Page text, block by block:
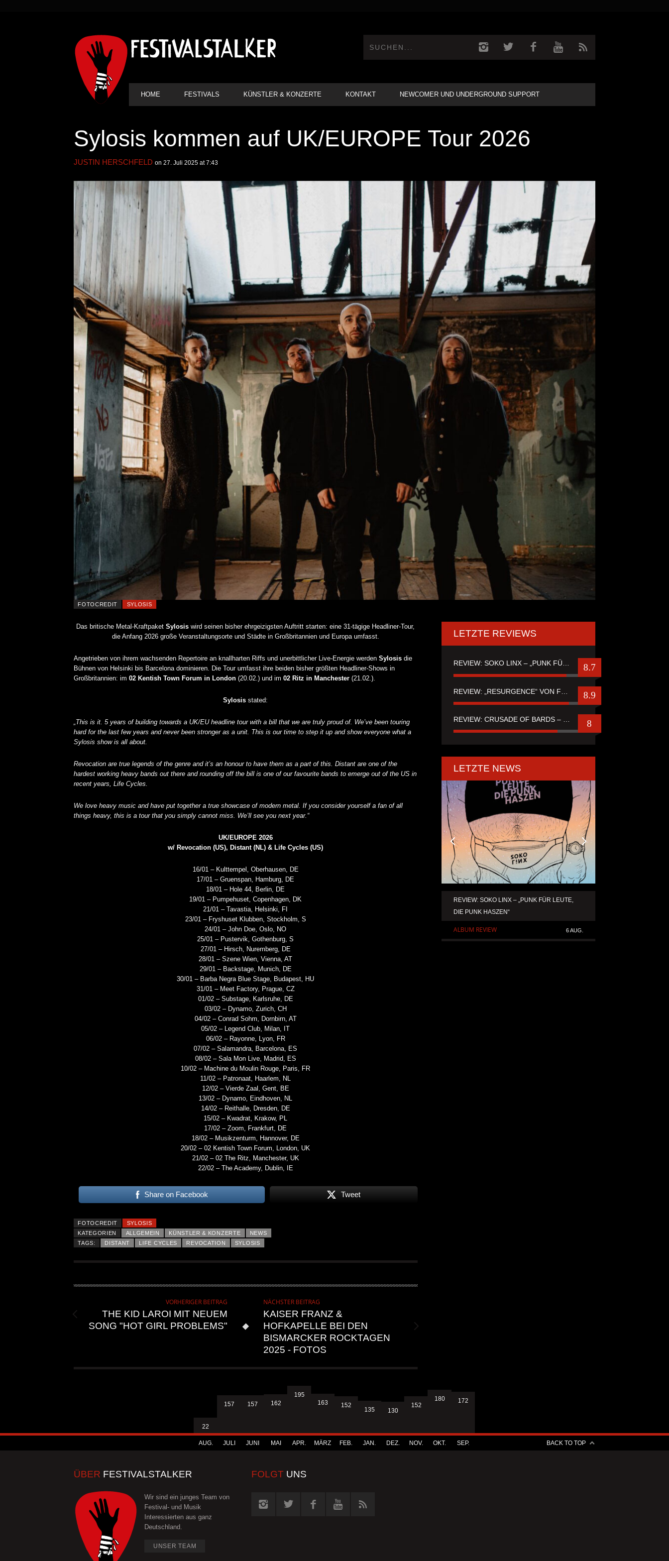
HAUPT-
NAVIGATION
HOME FESTIVALS KÜNSTLER & KONZERTE KONTAKT NEWCOMER UND UNDERGROUND SUPPORT
Sylosis kommen auf UK/EUROPE Tour 2026
JUSTIN HERSCHFELD on 27. Juli 2025 at 7:43
FOTOCREDIT SYLOSIS
Das britische Metal-KraftpaketSylosis wird seinen bisher ehrgeizigsten Auftritt starten: eine 31-tägige Headliner-Tour,
die Anfang 2026 große Veranstaltungsorte und Städte in Großbritannien und Europa umfasst.
Angetrieben von ihrem wachsenden Repertoire an knallharten Riffs und unerbittlicher Live-Energie werden Sylosis die
Bühnen von Helsinki bis Barcelona dominieren. Die Tour umfasst ihre beiden bisher größten Headliner-Shows in
Großbritannien: im 02 Kentish Town Forum in London (20.02.) und im 02 Ritz in Manchester (21.02.).
Sylosisstated:
„This is it. 5 years of building towards a UK/EU headline tour with a bill that we are truly proud of. We’ve been touring
hard for the last few years and never been stronger as a unit. This is our time to step it up and show everyone what a
Sylosis show is all about.
Revocation are true legends of the genre and it’s an honour to have them as a part of this. Distant are one of the
hardest working heavy bands out there and rounding off the bill is one of our favourite bands to emerge out of the US in
recent years, Life Cycles.
We love heavy music and have put together a true showcase of modern metal. If you consider yourself a fan of all
things heavy, this is a tour that you simply cannot miss. We’ll see you next year.“
UK/EUROPE 2026
w/ Revocation (US), Distant (NL) & Life Cycles (US)
16/01 – Kulttempel, Oberhausen, DE
17/01 – Gruenspan, Hamburg, DE
18/01 – Hole 44, Berlin, DE
19/01 – Pumpehuset, Copenhagen, DK
21/01 – Tavastia, Helsinki, FI
23/01 – Fryshuset Klubben, Stockholm, S
24/01 – John Doe, Oslo, NO
25/01 – Pustervik, Gothenburg, S
27/01 – Hirsch, Nuremberg, DE
28/01 – Szene Wien, Vienna, AT
29/01 – Backstage, Munich, DE
30/01 – Barba Negra Blue Stage, Budapest, HU
31/01 – Meet Factory, Prague, CZ
01/02 – Substage, Karlsruhe, DE
03/02 – Dynamo, Zurich, CH
04/02 – Conrad Sohm, Dornbirn, AT
05/02 – Legend Club, Milan, IT
06/02 – Rayonne, Lyon, FR
07/02 – Salamandra, Barcelona, ES
08/02 – Sala Mon Live, Madrid, ES
10/02 – Machine du Moulin Rouge, Paris, FR
11/02 – Patronaat, Haarlem, NL
12/02 – Vierde Zaal, Gent, BE
13/02 – Dynamo, Eindhoven, NL
14/02 – Reithalle, Dresden, DE
15/02 – Kwadrat, Krakow, PL
17/02 – Zoom, Frankfurt, DE
18/02 – Musikzenturm, Hannover, DE
20/02 – 02 Kentish Town Forum, London, UK
21/02 – 02 The Ritz, Manchester, UK
22/02 – The Academy, Dublin, IE
Share on Facebook Tweet
FOTOCREDIT
SYLOSIS
KATEGORIEN
ALLGEMEIN KÜNSTLER & KONZERTE
NEWS
TAGS:
DISTANT LIFE CYCLES REVOCATION SYLOSIS
VORHERIGER BEITRAG
THE KID LAROI MIT NEUEM
SONG "HOT GIRL PROBLEMS"
NÄCHSTER BEITRAG
KAISER FRANZ &
HOFKAPELLE BEI DEN
BISMARCKER ROCKTAGEN
2025 - FOTOS
LETZTE REVIEWS
REVIEW: SOKO LINX – „PUNK FÜR LEUTE, DIE PUNK HASZEN“ 8.7
8.9
8
LETZTE NEWS
REVIEW: SOKO LINX – „PUNK FÜR LEUTE,
DIE PUNK HASZEN“
ALBUM REVIEW 6 AUG.
IGNEA DROPPT DIE ZWEITE SINGLE
KRIS BARRAS BAND VERÖFFENTLICHT
NEUE SINGLE „BEAUTIFUL
6 AUG.
22
AUG.
157
JULI
157
JUNI
162
MAI
195
APR.
163
MÄRZ
152
FEB.
135
JAN.
130
DEZ.
152
NOV.
180
OKT.
172
SEP. BACK TO TOP
ÜBER FESTIVALSTALKER
Wir sind ein junges Team von
Festival- und Musik
Interessierten aus ganz
Deutschland.
UNSER TEAM
FOLGT UNS